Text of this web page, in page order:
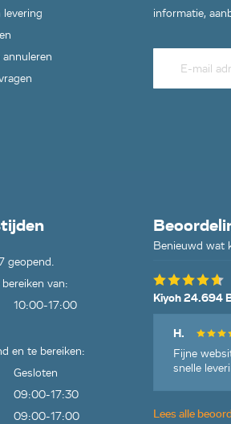
levering
informatie,
geopend.
van:
10:00-17:00
en te bereiken:
Gesloten
09:00-17:30
09:00-17:00
Benieuwd wat
Kiyoh 24.694
H.
Fijne
snelle
Lees alle